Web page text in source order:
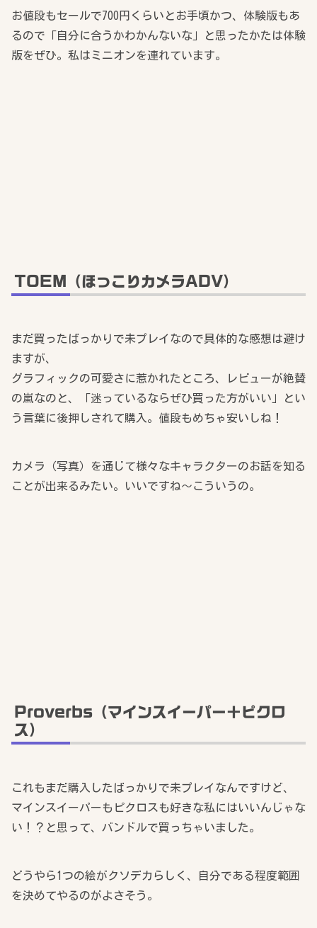
お値段もセールで700円くらいとお手頃かつ、体験版もあ
るので「自分に合うかわかんないな」と思ったかたは体験
版をぜひ。私はミニオンを連れています。
TOEM（ほっこりカメラADV）
まだ買ったばっかりで未プレイなので具体的な感想は避け
ますが、
グラフィックの可愛さに惹かれたところ、レビューが絶賛
の嵐なのと、「迷っているならぜひ買った方がいい」とい
う言葉に後押しされて購入。値段もめちゃ安いしね！
カメラ（写真）を通じて様々なキャラクターのお話を知る
ことが出来るみたい。いいですね～こういうの。
Proverbs（マインスイーパー＋ピクロ
ス）
これもまだ購入したばっかりで未プレイなんですけど、
マインスイーパーもピクロスも好きな私にはいいんじゃな
い！？と思って、バンドルで買っちゃいました。
どうやら1つの絵がクソデカらしく、自分である程度範囲
を決めてやるのがよさそう。